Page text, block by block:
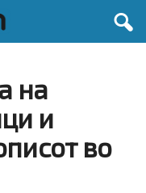
на
и
во